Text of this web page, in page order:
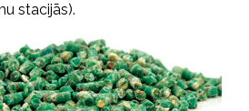
stacijās).